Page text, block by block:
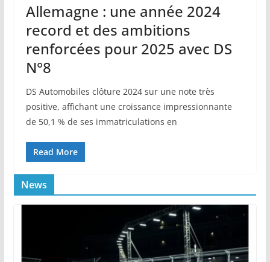
Allemagne : une année 2024
record et des ambitions
renforcées pour 2025 avec DS
N°8
DS Automobiles clôture 2024 sur une note très
positive, affichant une croissance impressionnante
de 50,1 % de ses immatriculations en
Read More
News